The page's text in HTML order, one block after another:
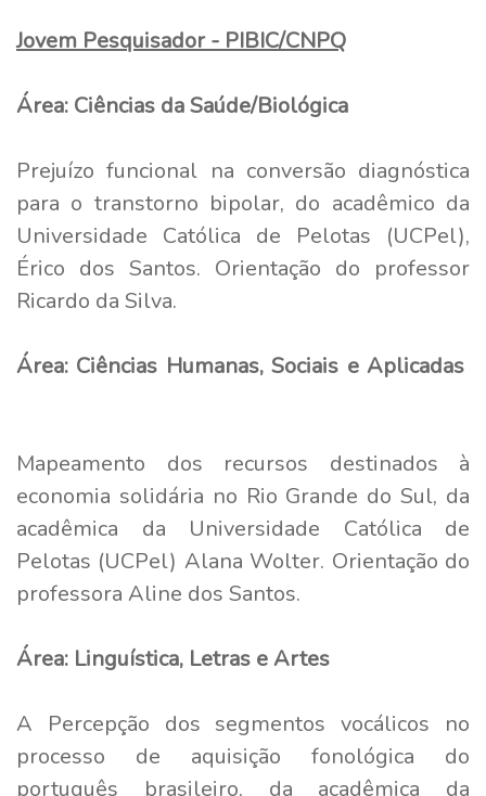
Jovem Pesquisador - PIBIC/CNPQ
Área: Ciências da Saúde/Biológica
Prejuízo funcional na conversão diagnóstica
para o transtorno bipolar, do acadêmico da
Universidade Católica de Pelotas (UCPel),
Érico dos Santos. Orientação do professor
Ricardo da Silva.
Área: Ciências Humanas, Sociais e Aplicadas
Mapeamento dos recursos destinados à
economia solidária no Rio Grande do Sul, da
acadêmica da Universidade Católica de
Pelotas (UCPel) Alana Wolter. Orientação do
professora Aline dos Santos.
Área: Linguística, Letras e Artes
A Percepção dos segmentos vocálicos no
processo de aquisição fonológica do
português brasileiro, da acadêmica da